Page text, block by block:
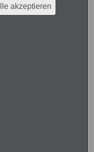
akzeptieren